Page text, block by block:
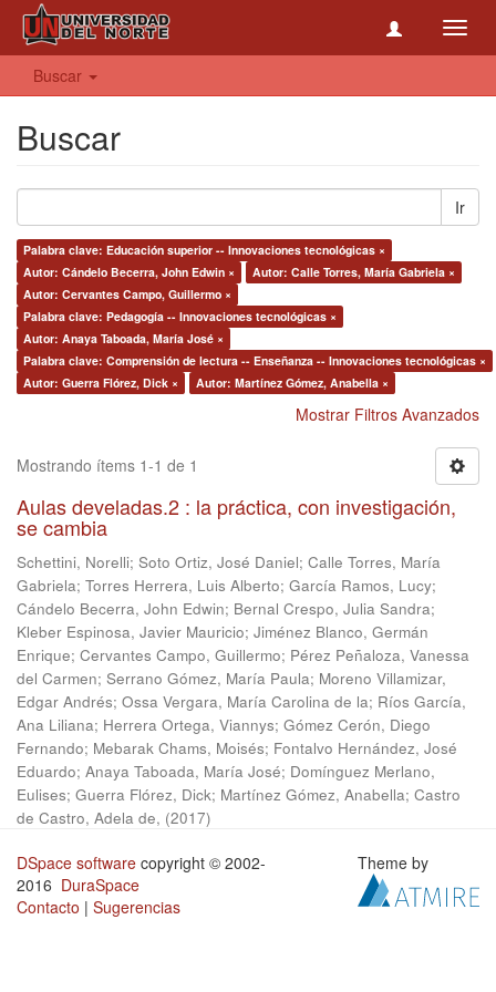
Buscar
Buscar
Ir
Palabra clave: Educación superior -- Innovaciones tecnológicas ×
Autor: Cándelo Becerra, John Edwin ×
Autor: Calle Torres, María Gabriela ×
Autor: Cervantes Campo, Guillermo ×
Palabra clave: Pedagogía -- Innovaciones tecnológicas ×
Autor: Anaya Taboada, María José ×
Palabra clave: Comprensión de lectura -- Enseñanza -- Innovaciones tecnológicas ×
Autor: Guerra Flórez, Dick ×
Autor: Martínez Gómez, Anabella ×
Mostrar Filtros Avanzados
Mostrando ítems 1-1 de 1
Aulas develadas.2 : la práctica, con investigación,
se cambia
Schettini, Norelli; Soto Ortiz, José Daniel; Calle Torres, María
Gabriela; Torres Herrera, Luis Alberto; García Ramos, Lucy;
Cándelo Becerra, John Edwin; Bernal Crespo, Julia Sandra;
Kleber Espinosa, Javier Mauricio; Jiménez Blanco, Germán
Enrique; Cervantes Campo, Guillermo; Pérez Peñaloza, Vanessa
del Carmen; Serrano Gómez, María Paula; Moreno Villamizar,
Edgar Andrés; Ossa Vergara, María Carolina de la; Ríos García,
Ana Liliana; Herrera Ortega, Viannys; Gómez Cerón, Diego
Fernando; Mebarak Chams, Moisés; Fontalvo Hernández, José
Eduardo; Anaya Taboada, María José; Domínguez Merlano,
Eulises; Guerra Flórez, Dick; Martínez Gómez, Anabella; Castro
de Castro, Adela de, (2017)
DSpace software copyright © 2002-
2016 DuraSpace
Contacto | Sugerencias
Theme by